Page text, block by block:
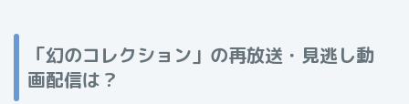
「幻のコレクション」の再放送・見逃し動
画配信は？